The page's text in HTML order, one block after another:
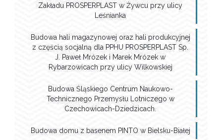
Zakładu PROSPERPLAST w Żywcu przy ulicy
Leśnianka
Budowa hali magazynowej oraz hali produkcyjnej
z częścią socjalną dla PPHU PROSPERPLAST Sp.
J. Paweł Mrózek i Marek Mrózek w
Rybarzowicach przy ulicy Wilkowskiej
Budowa Śląskiego Centrum Naukowo-
Technicznego Przemysłu Lotniczego w
Czechowicach-Dziedzicach.
Budowa domu z basenem PINTO w Bielsku-Białej